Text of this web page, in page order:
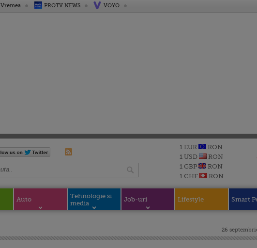
Vremea PROTV NEWS VOYO
1 EUR
RON
1 USD
RON
1 GBP
RON
1 CHF
RON
Auto
Tehnologie si
media
Job-uri Lifestyle Smart
26